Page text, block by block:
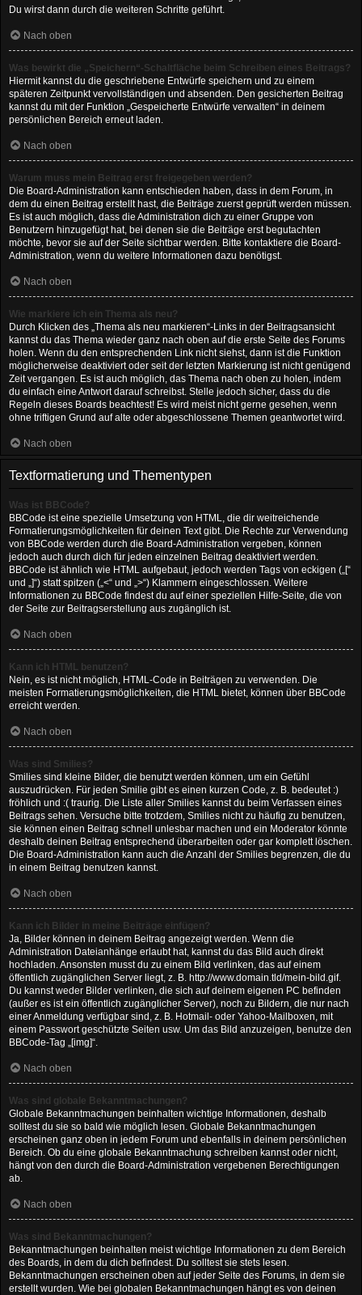
Du wirst dann durch die weiteren Schritte geführt.
Nach oben
Was bewirkt die „Speichern“-Schaltfläche beim Schreiben eines Beitrags?
Hiermit kannst du die geschriebene Entwürfe speichern und zu einem
späteren Zeitpunkt vervollständigen und absenden. Den gesicherten Beitrag
kannst du mit der Funktion „Gespeicherte Entwürfe verwalten“ in deinem
persönlichen Bereich erneut laden.
Nach oben
Warum muss mein Beitrag erst freigegeben werden?
Die Board-Administration kann entschieden haben, dass in dem Forum, in
dem du einen Beitrag erstellt hast, die Beiträge zuerst geprüft werden müssen.
Es ist auch möglich, dass die Administration dich zu einer Gruppe von
Benutzern hinzugefügt hat, bei denen sie die Beiträge erst begutachten
möchte, bevor sie auf der Seite sichtbar werden. Bitte kontaktiere die Board-
Administration, wenn du weitere Informationen dazu benötigst.
Nach oben
Wie markiere ich ein Thema als neu?
Durch Klicken des „Thema als neu markieren“-Links in der Beitragsansicht
kannst du das Thema wieder ganz nach oben auf die erste Seite des Forums
holen. Wenn du den entsprechenden Link nicht siehst, dann ist die Funktion
möglicherweise deaktiviert oder seit der letzten Markierung ist nicht genügend
Zeit vergangen. Es ist auch möglich, das Thema nach oben zu holen, indem
du einfach eine Antwort darauf schreibst. Stelle jedoch sicher, dass du die
Regeln dieses Boards beachtest! Es wird meist nicht gerne gesehen, wenn
ohne triftigen Grund auf alte oder abgeschlossene Themen geantwortet wird.
Nach oben
Textformatierung und Thementypen
Was ist BBCode?
BBCode ist eine spezielle Umsetzung von HTML, die dir weitreichende
Formatierungsmöglichkeiten für deinen Text gibt. Die Rechte zur Verwendung
von BBCode werden durch die Board-Administration vergeben, können
jedoch auch durch dich für jeden einzelnen Beitrag deaktiviert werden.
BBCode ist ähnlich wie HTML aufgebaut, jedoch werden Tags von eckigen („[“
und „]“) statt spitzen („<“ und „>“) Klammern eingeschlossen. Weitere
Informationen zu BBCode findest du auf einer speziellen Hilfe-Seite, die von
der Seite zur Beitragserstellung aus zugänglich ist.
Nach oben
Kann ich HTML benutzen?
Nein, es ist nicht möglich, HTML-Code in Beiträgen zu verwenden. Die
meisten Formatierungsmöglichkeiten, die HTML bietet, können über BBCode
erreicht werden.
Nach oben
Was sind Smilies?
Smilies sind kleine Bilder, die benutzt werden können, um ein Gefühl
auszudrücken. Für jeden Smilie gibt es einen kurzen Code, z. B. bedeutet :)
fröhlich und :( traurig. Die Liste aller Smilies kannst du beim Verfassen eines
Beitrags sehen. Versuche bitte trotzdem, Smilies nicht zu häufig zu benutzen,
sie können einen Beitrag schnell unlesbar machen und ein Moderator könnte
deshalb deinen Beitrag entsprechend überarbeiten oder gar komplett löschen.
Die Board-Administration kann auch die Anzahl der Smilies begrenzen, die du
in einem Beitrag benutzen kannst.
Nach oben
Kann ich Bilder in meine Beiträge einfügen?
Ja, Bilder können in deinem Beitrag angezeigt werden. Wenn die
Administration Dateianhänge erlaubt hat, kannst du das Bild auch direkt
hochladen. Ansonsten musst du zu einem Bild verlinken, das auf einem
öffentlich zugänglichen Server liegt, z. B. http://www.domain.tld/mein-bild.gif.
Du kannst weder Bilder verlinken, die sich auf deinem eigenen PC befinden
(außer es ist ein öffentlich zugänglicher Server), noch zu Bildern, die nur nach
einer Anmeldung verfügbar sind, z. B. Hotmail- oder Yahoo-Mailboxen, mit
einem Passwort geschützte Seiten usw. Um das Bild anzuzeigen, benutze den
BBCode-Tag „[img]“.
Nach oben
Was sind globale Bekanntmachungen?
Globale Bekanntmachungen beinhalten wichtige Informationen, deshalb
solltest du sie so bald wie möglich lesen. Globale Bekanntmachungen
erscheinen ganz oben in jedem Forum und ebenfalls in deinem persönlichen
Bereich. Ob du eine globale Bekanntmachung schreiben kannst oder nicht,
hängt von den durch die Board-Administration vergebenen Berechtigungen
ab.
Nach oben
Was sind Bekanntmachungen?
Bekanntmachungen beinhalten meist wichtige Informationen zu dem Bereich
des Boards, in dem du dich befindest. Du solltest sie stets lesen.
Bekanntmachungen erscheinen oben auf jeder Seite des Forums, in dem sie
erstellt wurden. Wie bei globalen Bekanntmachungen hängt es von deinen